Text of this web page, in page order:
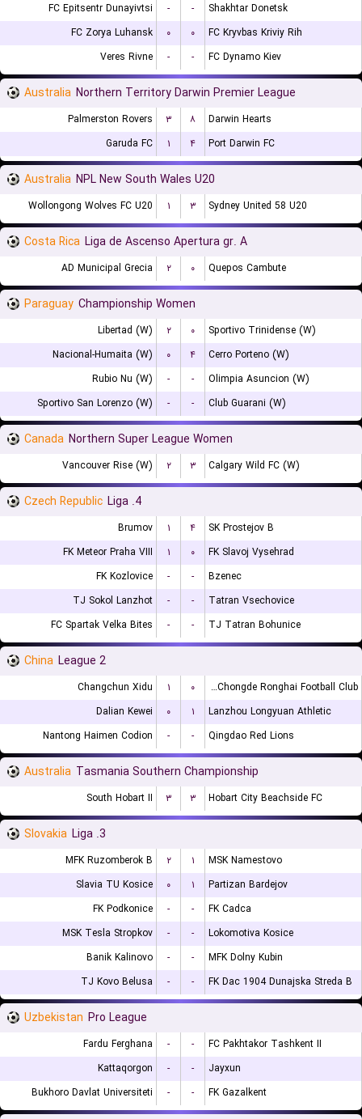
FC Epitsentr Dunayivtsi - -
Shakhtar Donetsk
FC Zorya Luhansk
۰ ۰
FC Kryvbas Kriviy Rih
Veres Rivne
- - FC Dynamo Kiev
Australia Northern Territory Darwin Premier League
Palmerston Rovers ۳ ۸
Darwin Hearts
Garuda FC
۱ ۴ Port Darwin FC
Australia NPL New South Wales U20
Wollongong Wolves FC U20 ۱ ۳ Sydney United 58 U20
Costa Rica Liga de Ascenso Apertura gr. A
AD Municipal Grecia ۲ ۰ Quepos Cambute
Paraguay Championship Women
Libertad (W) ۲ ۰
Sportivo Trinidense (W)
Nacional-Humaita (W)
۰ ۴
Cerro Porteno (W)
Rubio Nu (W)
- -
Olimpia Asuncion (W)
Sportivo San Lorenzo (W)
- - Club Guarani (W)
Canada Northern Super League Women
Vancouver Rise (W) ۲ ۳ Calgary Wild FC (W)
Czech Republic 4. Liga
Brumov ۱ ۴
SK Prostejov B
FK Meteor Praha VIII
۱ ۰
FK Slavoj Vysehrad
FK Kozlovice
- -
Bzenec
TJ Sokol Lanzhot
- -
Tatran Vsechovice
FC Spartak Velka Bites
- - TJ Tatran Bohunice
China League 2
Changchun Xidu ۱ ۰
Shanxi Chongde Ronghai Football Club
Dalian Kewei
۰ ۱
Lanzhou Longyuan Athletic
Nantong Haimen Codion
- - Qingdao Red Lions
Australia Tasmania Southern Championship
South Hobart II ۳ ۳ Hobart City Beachside FC
Slovakia 3. Liga
MFK Ruzomberok B ۲ ۱
MSK Namestovo
Slavia TU Kosice
۰ ۱
Partizan Bardejov
FK Podkonice
- -
FK Cadca
MSK Tesla Stropkov
- -
Lokomotiva Kosice
Banik Kalinovo
- -
MFK Dolny Kubin
TJ Kovo Belusa
- - FK Dac 1904 Dunajska Streda B
Uzbekistan Pro League
Fardu Ferghana - -
FC Pakhtakor Tashkent II
Kattaqorgon
- -
Jayxun
Bukhoro Davlat Universiteti
- - FK Gazalkent